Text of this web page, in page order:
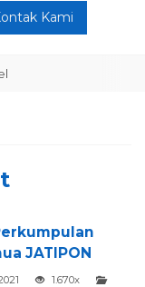
Kami
datang Teman
JATIPON
1.670x